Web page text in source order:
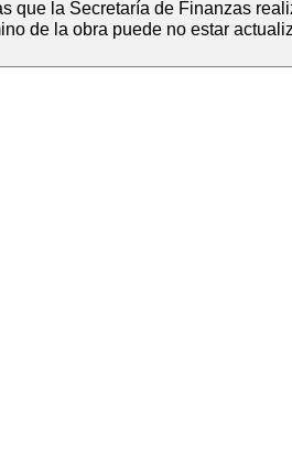
que la Secretaría de Finanzas
de la obra puede no estar